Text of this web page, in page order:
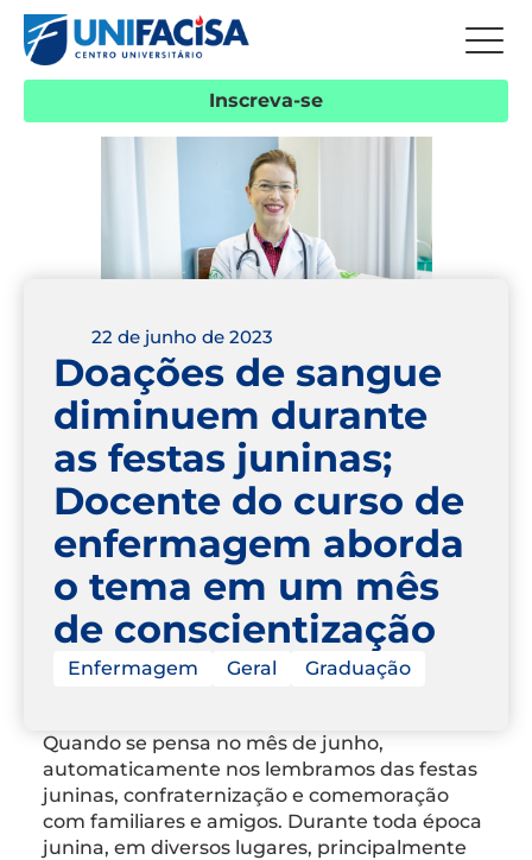
Inscreva-se
22 de junho de 2023
Doações de sangue
diminuem durante
as festas juninas;
Docente do curso de
enfermagem aborda
o tema em um mês
de conscientização
Enfermagem Geral Graduação
Quando se pensa no mês de junho,
automaticamente nos lembramos das festas
juninas, confraternização e comemoração
com familiares e amigos. Durante toda época
junina, em diversos lugares, principalmente